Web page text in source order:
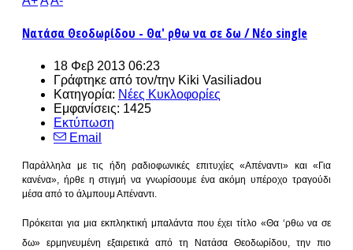
Νατάσα Θεοδωρίδου - Θα' ρθω να σε δω / Νέο single
18 Φεβ 2013 06:23
Γράφτηκε από τον/την Kiki Vasiliadou
Κατηγορία: Νέες Κυκλοφορίες
Εμφανίσεις: 1425
Εκτύπωση
Email
Παράλληλα με τις ήδη ραδιοφωνικές επιτυχίες «Απέναντι» και «Για
κανένα», ήρθε η στιγμή να γνωρίσουμε ένα ακόμη υπέροχο τραγούδι
μέσα από το άλμπουμ Απέναντι.
Πρόκειται για μια εκπληκτική μπαλάντα που έχει τίτλο «Θα ‘ρθω να σε
δω» ερμηνευμένη εξαιρετικά από τη Νατάσα Θεοδωρίδου, την πιο